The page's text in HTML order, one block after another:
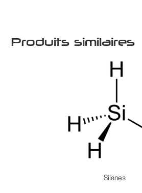
Produits similaires
Silanes